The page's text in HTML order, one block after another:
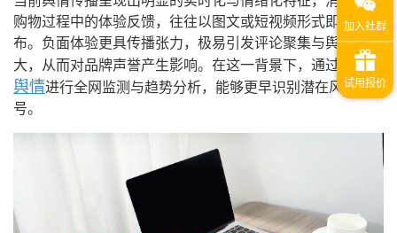
购物过程中的体验反馈，往往以图文或短视频形式即时发
布。 负面体验更具传播张力，极易引发评论聚集与舆论放
大，从而对品牌声誉产生影响。在这一背景下，通过
识微
舆情进行全网监测与趋势分析，能够更早识别潜在风险信
号。